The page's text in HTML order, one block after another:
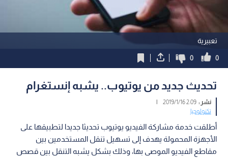
تعبيرية
0
0
تحديث جديد من يوتيوب.. يشبه إنستغرام
نشر :2:09 2019/1/16
|
تكنولوجيا
أطلقت خدمة مشاركة الفيديو يوتيوب تحديثا جديدا لتطبيقها على
الأجهزة المحمولة يهدف إلى تسهيل تنقل المستخدمين بين
مقاطع الفيديو الموصى بها، وذلك بشكل يشبه التنقل بين قصص